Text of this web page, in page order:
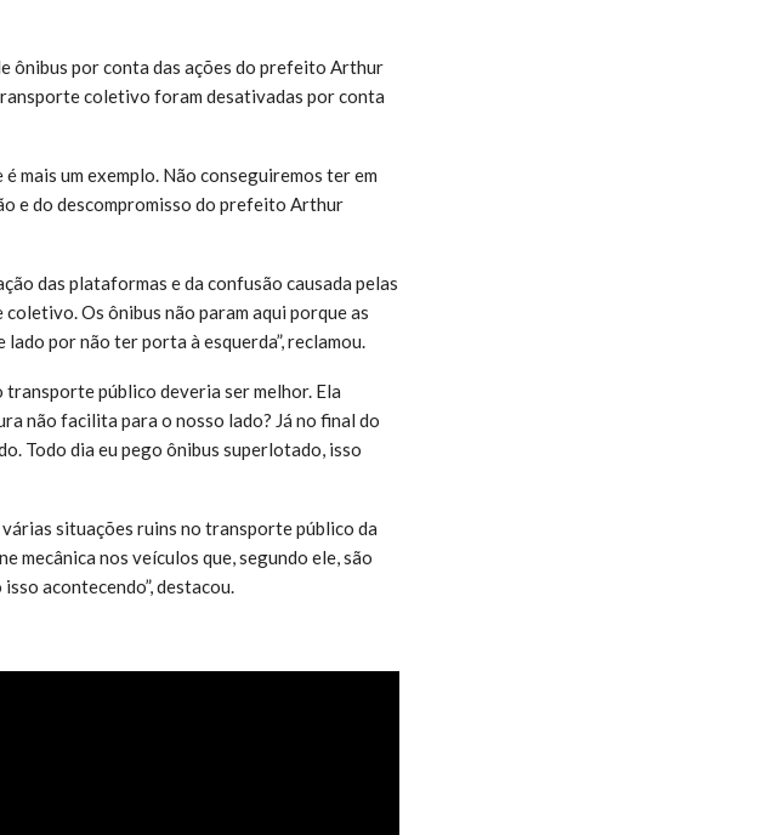
ônibus por conta das ações do prefeito Arthur
coletivo foram desativadas por conta
mais um exemplo. Não conseguiremos ter em
e do descompromisso do prefeito Arthur
das plataformas e da confusão causada pelas
Os ônibus não param aqui porque as
por não ter porta à esquerda”, reclamou.
público deveria ser melhor. Ela
não facilita para o nosso lado? Já no final do
Todo dia eu pego ônibus superlotado, isso
situações ruins no transporte público da
mecânica nos veículos que, segundo ele, são
acontecendo”, destacou.